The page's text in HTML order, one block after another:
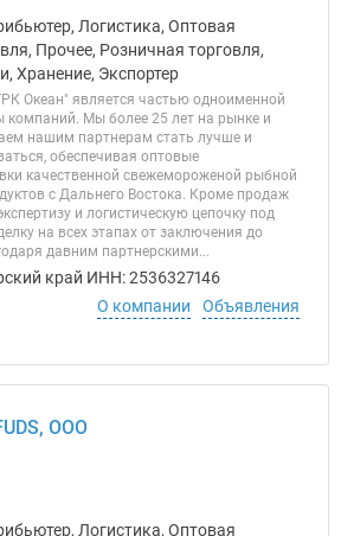
Логистика, Оптовая
Прочее, Розничная торговля,
Хранение, Экспортер
Океан" является частью одноименной
компаний. Мы более 25 лет на рынке и
нашим партнерам стать лучше и
обеспечивая оптовые
качественной свежемороженой рыбной
с Дальнего Востока. Кроме продаж
и логистическую цепочку под
на всех этапах от заключения до
давним партнерскими...
край ИНН: 2536327146
О компании
Объявления
ООО
Логистика, Оптовая